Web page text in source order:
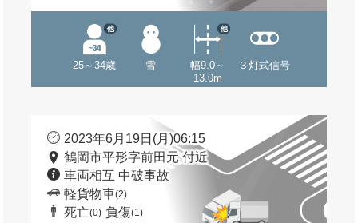
25～34歳
他
雪
幅9.0～
13.0m
他
３灯式信号
2023年6月19日(月)06:15
鶴岡市平形字前田元 付近
車両相互 中破事故
軽貨物車(2)
死亡(0) 負傷(1)